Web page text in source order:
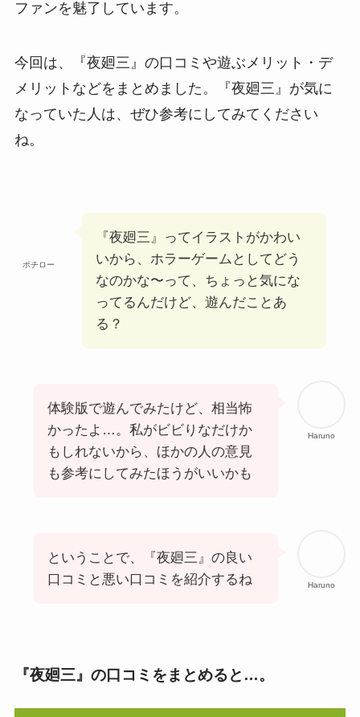
ファンを魅了しています。
今回は、『夜廻三』の口コミや遊ぶメリット・デ
メリットなどをまとめました。『夜廻三』が気に
なっていた人は、ぜひ参考にしてみてください
ね。
ポチロー
『夜廻三』ってイラストがかわい
いから、ホラーゲームとしてどう
なのかな〜って、ちょっと気にな
ってるんだけど、遊んだことあ
る？
Haruno
体験版で遊んでみたけど、相当怖
かったよ…。私がビビりなだけか
もしれないから、ほかの人の意見
も参考にしてみたほうがいいかも
Haruno
ということで、『夜廻三』の良い
口コミと悪い口コミを紹介するね
『夜廻三』の口コミをまとめると…。